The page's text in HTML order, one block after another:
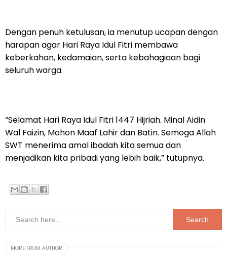
Dengan penuh ketulusan, ia menutup ucapan dengan
harapan agar Hari Raya Idul Fitri membawa
keberkahan, kedamaian, serta kebahagiaan bagi
seluruh warga.
“Selamat Hari Raya Idul Fitri 1447 Hijriah. Minal Aidin
Wal Faizin, Mohon Maaf Lahir dan Batin. Semoga Allah
SWT menerima amal ibadah kita semua dan
menjadikan kita pribadi yang lebih baik,” tutupnya.
MORE FROM AUTHOR